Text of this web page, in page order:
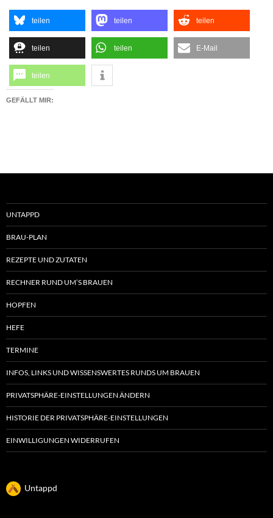
teilen teilen teilen
teilen teilen E-Mail
teilen
GEFÄLLT MIR:
UNTAPPD
BRAU-PLAN
REZEPTE UND ZUTATEN
RECHNER RUND UM’S BRAUEN
HOPFEN
HEFE
TERMINE
INFOS, LINKS UND WISSENSWERTES RUNDS UM BRAUEN
PRIVATSPHÄRE-EINSTELLUNGEN ÄNDERN
HISTORIE DER PRIVATSPHÄRE-EINSTELLUNGEN
EINWILLIGUNGEN WIDERRUFEN
Untappd